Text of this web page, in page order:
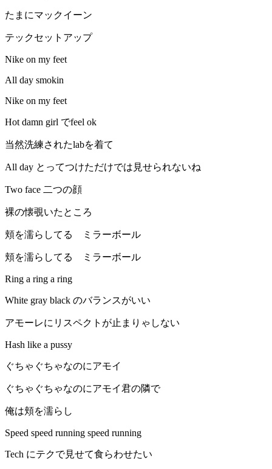
たまにマックイーン
テックセットアップ
Nike on my feet
All day smokin
Nike on my feet
Hot damn girl でfeel ok
当然洗練されたlabを着て
All day とってつけただけでは見せられないね
Two face 二つの顔
裸の懐覗いたところ
頬を濡らしてる ミラーボール
頬を濡らしてる ミラーボール
Ring a ring a ring
White gray black のバランスがいい
アモーレにリスペクトが止まりゃしない
Hash like a pussy
ぐちゃぐちゃなのにアモイ
ぐちゃぐちゃなのにアモイ君の隣で
俺は頬を濡らし
Speed speed running speed running
Tech にテクで見せて食らわせたい